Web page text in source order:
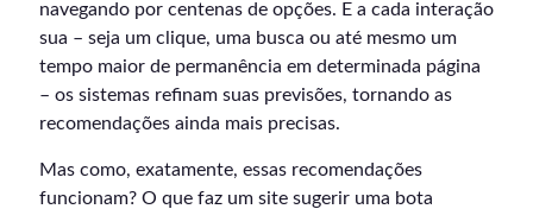
navegando por centenas de opções. E a cada interação
sua – seja um clique, uma busca ou até mesmo um
tempo maior de permanência em determinada página
– os sistemas refinam suas previsões, tornando as
recomendações ainda mais precisas.
Mas como, exatamente, essas recomendações
funcionam? O que faz um site sugerir uma bota